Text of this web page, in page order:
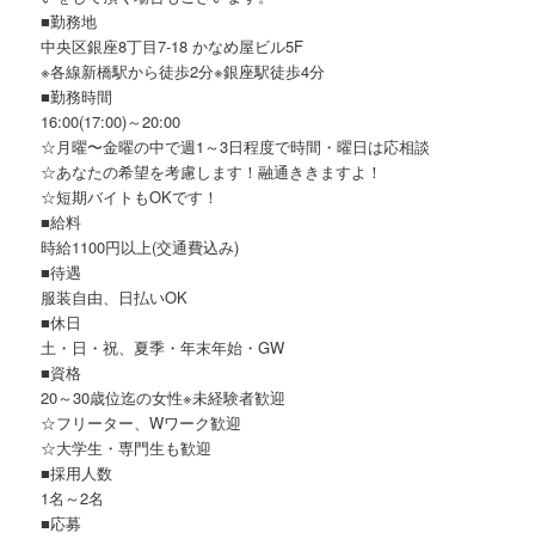
■勤務地
中央区銀座8丁目7-18 かなめ屋ビル5F
※各線新橋駅から徒歩2分※銀座駅徒歩4分
■勤務時間
16:00(17:00)～20:00
☆月曜〜金曜の中で週1～3日程度で時間・曜日は応相談
☆あなたの希望を考慮します！融通ききますよ！
☆短期バイトもOKです！
■給料
時給1100円以上(交通費込み)
■待遇
服装自由、日払いOK
■休日
土・日・祝、夏季・年末年始・GW
■資格
20～30歳位迄の女性※未経験者歓迎
☆フリーター、Wワーク歓迎
☆大学生・専門生も歓迎
■採用人数
1名～2名
■応募